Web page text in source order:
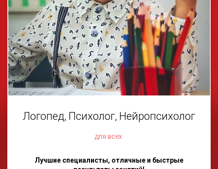
Логопед, Психолог, Нейропсихолог
для всех
Лучшие специалисты, отличные и быстрые